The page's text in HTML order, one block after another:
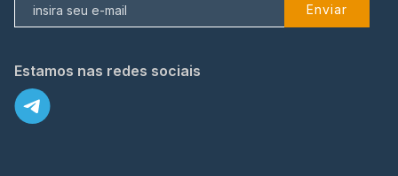
Enviar
Estamos nas redes sociais